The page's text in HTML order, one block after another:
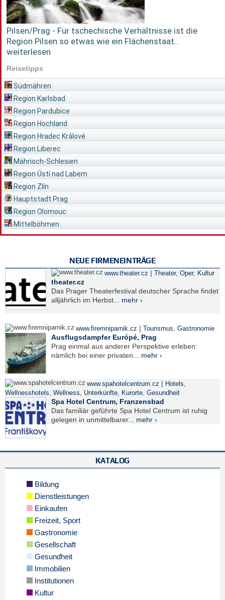
Pilsen/Prag - Für tschechische Verhältnisse ist die
Region Pilsen so etwas wie ein Flächenstaat...
weiterlesen
Reisetipps
Südmähren
Region Karlsbad
Region Pardubice
Region Hochland
Region Hradec Králové
Region Liberec
Mährisch-Schlesien
Region Ústí nad Labem
Region Zlín
Hauptstadt Prag
Region Olomouc
Mittelböhmen
NEUE FIRMENEINTRÄGE
www.theater.cz | Theater, Oper, Kultur
theater.cz
Das Prager Theaterfestival deutscher Sprache findet
alljährlich im Herbst... mehr ›
www.firemniparnik.cz | Tourismus, Gastronomie
Ausflugsdampfer Európé, Prag
Prag einmal aus anderer Perspektive erleben:
nämlich bei einer privaten... mehr ›
www.spahotelcentrum.cz | Hotels,
Wellnesshotels, Wellness, Unterkünfte, Kurorte, Gesundheit
Spa Hotel Centrum, Franzensbad
Das familiär geführte Spa Hotel Centrum ist ruhig
gelegen in unmittelbarer... mehr ›
KATALOG
Bildung
Dienstleistungen
Einkaufen
Freizeit, Sport
Gastronomie
Gesellschaft
Gesundheit
Immobilien
Institutionen
Kultur